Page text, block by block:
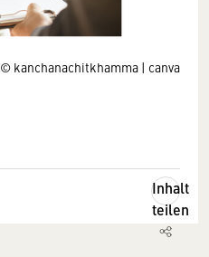
© kanchanachitkhamma | canva
Inhalt
teilen